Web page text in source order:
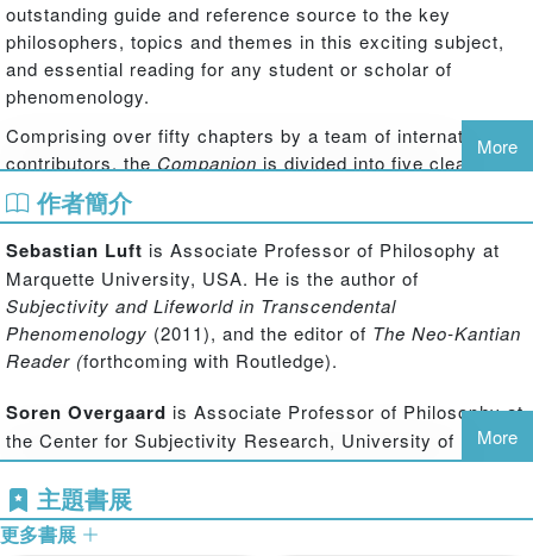
outstanding guide and reference source to the key
philosophers, topics and themes in this exciting subject,
and essential reading for any student or scholar of
phenomenology.
Comprising over fifty chapters by a team of international
contributors, the Companion is divided into five clear
parts:
Derrida
main topics in phenomenology
phenomenological contributions to philosophy
phenomenological intersections
historical postscript.
Close attention is paid to the core topics in
phenomenology such as intentionality, perception,
subjectivity, the self, the body, being and
phenomenological method. An important feature of the
Companionis its examination of how phenomenology has
contributed to central disciplines in philosophy such as
More
作者簡介
Sebastian Luft is Associate Professor of Philosophy at
Marquette University, USA. He is the author of
Subjectivity and Lifeworld in Transcendental
Phenomenology (2011), and the editor of The Neo-Kantian
Reader (forthcoming with Routledge).
Soren Overgaard is Associate Professor of Philosophy at
the Center for Subjectivity Research, University of
Copenhagen, Denmark. He is the author ofHusserl and
Heidegger on Being in the World
and Other Minds(2007).
More
主題書展
更多書展